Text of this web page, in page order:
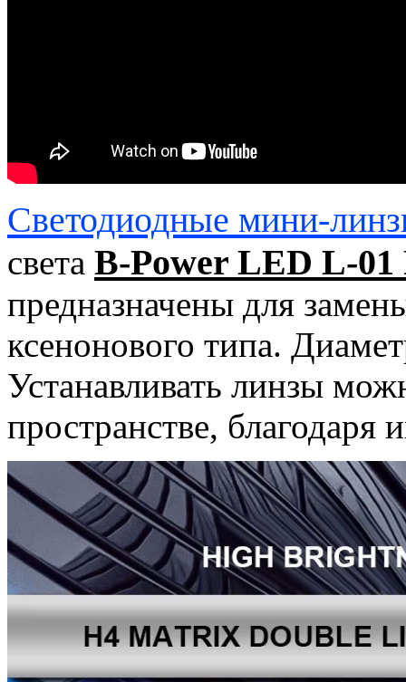
Светодиодные мини-
света B-Power LED L-
предназначены для
ксенонового типа.
Устанавливать линзы
пространстве, благодаря